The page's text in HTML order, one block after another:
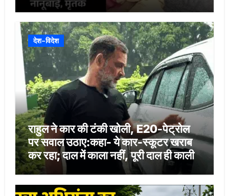
देश-विदेश
राहुल ने कार की टंकी खोली, E20-पेट्रोल
पर सवाल उठाए:कहा- ये कार-स्कूटर खराब
कर रहा; दाल में काला नहीं, पूरी दाल ही काली